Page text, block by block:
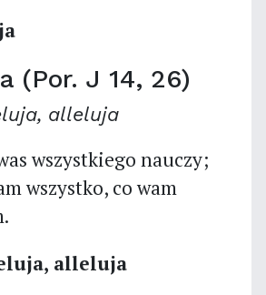
(Por. J 14, 26)
alleluja
wszystkiego nauczy;
wszystko, co wam
alleluja